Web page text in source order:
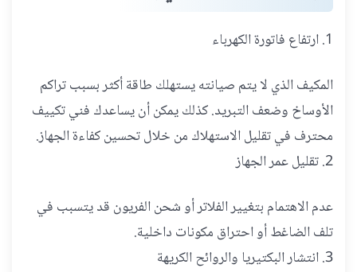
1. ارتفاع فاتورة الكهرباء
المكيف الذي لا يتم صيانته يستهلك طاقة أكثر بسبب تراكم
الأوساخ وضعف التبريد. كذلك يمكن أن يساعدك فني تكييف
محترف في تقليل الاستهلاك من خلال تحسين كفاءة الجهاز.
2. تقليل عمر الجهاز
عدم الاهتمام بتغيير الفلاتر أو شحن الفريون قد يتسبب في
تلف الضاغط أو احتراق مكونات داخلية.
3. انتشار البكتيريا والروائح الكريهة